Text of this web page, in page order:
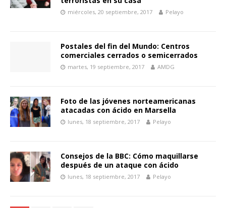
miércoles, 20 septiembre, 2017 Pelayo
Postales del fin del Mundo: Centros
comerciales cerrados o semicerrados
martes, 19 septiembre, 2017 AMDG
Foto de las jóvenes norteamericanas
atacadas con ácido en Marsella
lunes, 18 septiembre, 2017 Pelayo
Consejos de la BBC: Cómo maquillarse
después de un ataque con ácido
lunes, 18 septiembre, 2017 Pelayo